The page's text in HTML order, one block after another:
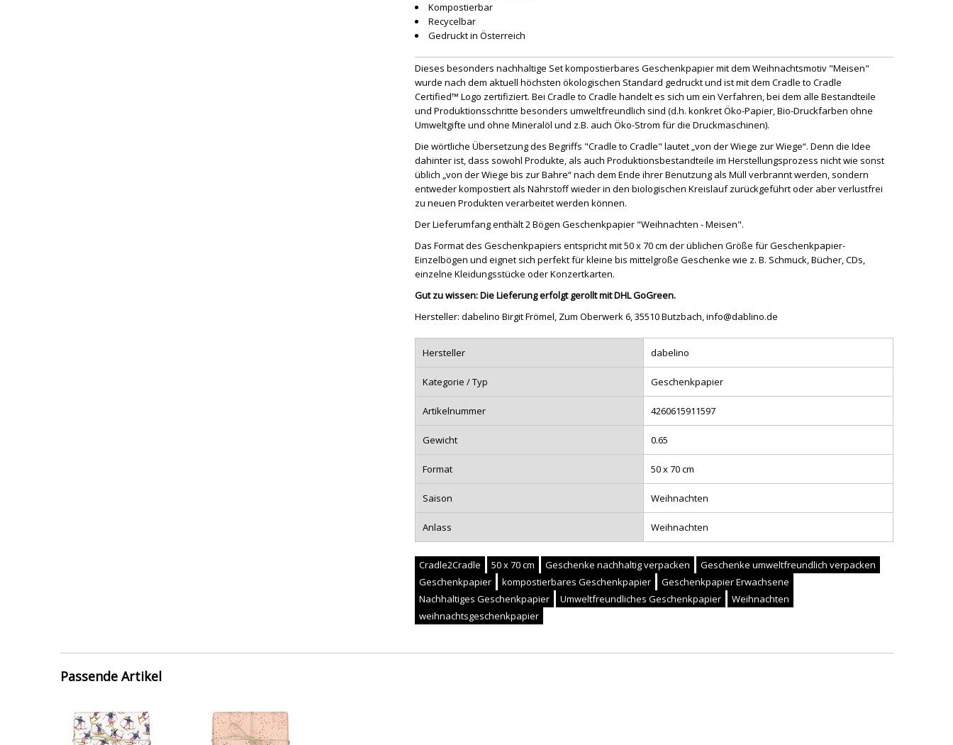
Kompostierbar
Recycelbar
Gedruckt in Österreich
Dieses besonders nachhaltige Set kompostierbares Geschenkpapier mit dem Weihnachtsmotiv "Meisen"
wurde nach dem aktuell höchsten ökologischen Standard gedruckt und ist mit dem Cradle to Cradle
Certified™ Logo zertifiziert. Bei Cradle to Cradle handelt es sich um ein Verfahren, bei dem alle Bestandteile
und Produktionsschritte besonders umweltfreundlich sind (d.h. konkret Öko-Papier, Bio-Druckfarben ohne
Umweltgifte und ohne Mineralöl und z.B. auch Öko-Strom für die Druckmaschinen).
Die wörtliche Übersetzung des Begriffs "Cradle to Cradle" lautet „von der Wiege zur Wiege“. Denn die Idee
dahinter ist, dass sowohl Produkte, als auch Produktionsbestandteile im Herstellungsprozess nicht wie sonst
üblich „von der Wiege bis zur Bahre“ nach dem Ende ihrer Benutzung als Müll verbrannt werden, sondern
entweder kompostiert als Nährstoff wieder in den biologischen Kreislauf zurückgeführt oder aber verlustfrei
zu neuen Produkten verarbeitet werden können.
Der Lieferumfang enthält 2 Bögen Geschenkpapier "Weihnachten - Meisen".
Das Format des Geschenkpapiers entspricht mit 50 x 70 cm der üblichen Größe für Geschenkpapier-
Einzelbögen und eignet sich perfekt für kleine bis mittelgroße Geschenke wie z. B. Schmuck, Bücher, CDs,
einzelne Kleidungsstücke oder Konzertkarten.
Gut zu wissen: Die Lieferung erfolgt gerollt mit DHL GoGreen.
Hersteller: dabelino Birgit Frömel, Zum Oberwerk 6, 35510 Butzbach, info@dablino.de
Hersteller dabelino
Kategorie / Typ Geschenkpapier
Artikelnummer 4260615911597
Gewicht 0.65
Format 50 x 70 cm
Saison Weihnachten
Anlass Weihnachten
Cradle2Cradle 50 x 70 cm Geschenke nachhaltig verpacken
Geschenke umweltfreundlich verpacken
Geschenkpapier
kompostierbares Geschenkpapier
Geschenkpapier Erwachsene
Nachhaltiges Geschenkpapier
Umweltfreundliches Geschenkpapier
Weihnachten
weihnachtsgeschenkpapier
Passende Artikel